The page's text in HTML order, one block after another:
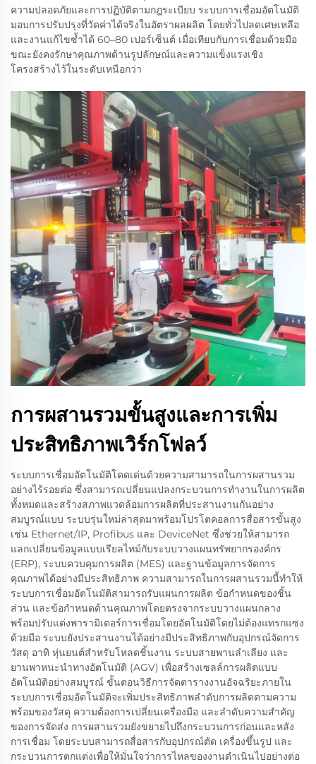
ความปลอดภัยและการปฏิบัติตามกฎระเบียบ ระบบการเชื่อมอัตโนมัติ
มอบการปรับปรุงที่วัดค่าได้จริงในอัตราผลผลิต โดยทั่วไปลดเศษเหลือ
และงานแก้ไขซ้ำได้ 60–80 เปอร์เซ็นต์ เมื่อเทียบกับการเชื่อมด้วยมือ
ขณะยังคงรักษาคุณภาพด้านรูปลักษณ์และความแข็งแรงเชิง
โครงสร้างไว้ในระดับเหนือกว่า
การผสานรวมขั้นสูงและการเพิ่ม
ประสิทธิภาพเวิร์กโฟลว์
ระบบการเชื่อมอัตโนมัติโดดเด่นด้วยความสามารถในการผสานรวม
อย่างไร้รอยต่อ ซึ่งสามารถเปลี่ยนแปลงกระบวนการทำงานในการผลิต
ทั้งหมดและสร้างสภาพแวดล้อมการผลิตที่ประสานงานกันอย่าง
สมบูรณ์แบบ ระบบรุ่นใหม่ล่าสุดมาพร้อมโปรโตคอลการสื่อสารขั้นสูง
เช่น Ethernet/IP, Profibus และ DeviceNet ซึ่งช่วยให้สามารถ
แลกเปลี่ยนข้อมูลแบบเรียลไทม์กับระบบวางแผนทรัพยากรองค์กร
(ERP), ระบบควบคุมการผลิต (MES) และฐานข้อมูลการจัดการ
คุณภาพได้อย่างมีประสิทธิภาพ ความสามารถในการผสานรวมนี้ทำให้
ระบบการเชื่อมอัตโนมัติสามารถรับแผนการผลิต ข้อกำหนดของชิ้น
ส่วน และข้อกำหนดด้านคุณภาพโดยตรงจากระบบวางแผนกลาง
พร้อมปรับแต่งพารามิเตอร์การเชื่อมโดยอัตโนมัติโดยไม่ต้องแทรกแซง
ด้วยมือ ระบบยังประสานงานได้อย่างมีประสิทธิภาพกับอุปกรณ์จัดการ
วัสดุ อาทิ หุ่นยนต์สำหรับโหลดชิ้นงาน ระบบสายพานลำเลียง และ
ยานพาหนะนำทางอัตโนมัติ (AGV) เพื่อสร้างเซลล์การผลิตแบบ
อัตโนมัติอย่างสมบูรณ์ ขั้นตอนวิธีการจัดตารางงานอัจฉริยะภายใน
ระบบการเชื่อมอัตโนมัติจะเพิ่มประสิทธิภาพลำดับการผลิตตามความ
พร้อมของวัสดุ ความต้องการเปลี่ยนเครื่องมือ และลำดับความสำคัญ
ของการจัดส่ง การผสานรวมยังขยายไปถึงกระบวนการก่อนและหลัง
การเชื่อม โดยระบบสามารถสื่อสารกับอุปกรณ์ตัด เครื่องขึ้นรูป และ
กระบวนการตกแต่งเพื่อให้มั่นใจว่าการไหลของงานดำเนินไปอย่างต่อ